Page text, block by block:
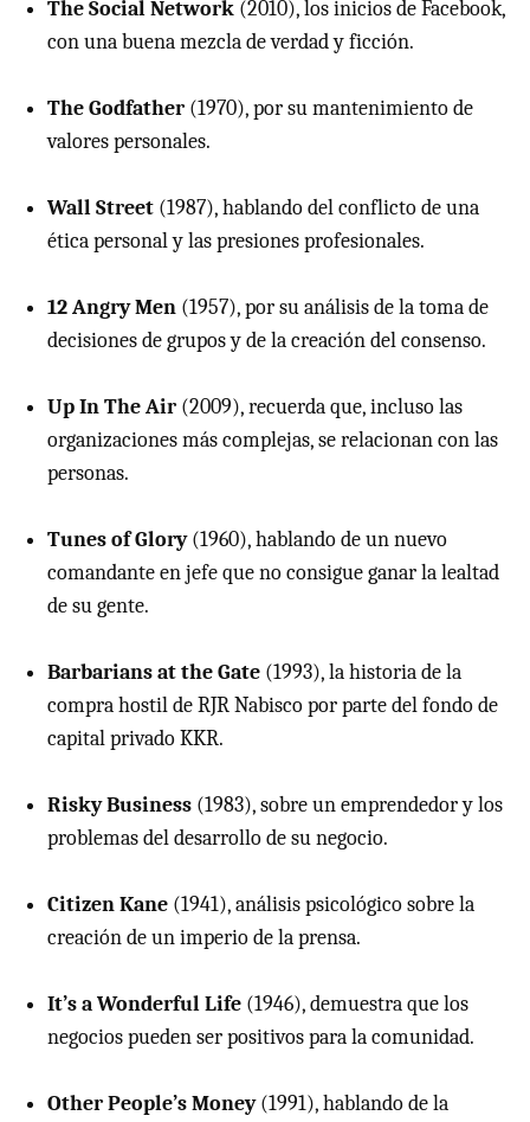
The Social Network (2010), los inicios de Facebook,
con una buena mezcla de verdad y ficción.
The Godfather (1970), por su mantenimiento de
valores personales.
Wall Street (1987), hablando del conflicto de una
ética personal y las presiones profesionales.
12 Angry Men (1957), por su análisis de la toma de
decisiones de grupos y de la creación del consenso.
Up In The Air (2009), recuerda que, incluso las
organizaciones más complejas, se relacionan con las
personas.
Tunes of Glory(1960), hablando de un nuevo
comandante en jefe que no consigue ganar la lealtad
de su gente.
Barbarians at the Gate (1993), la historia de la
compra hostil deRJRNabisco por parte del fondo de
capital privadoKKR.
Risky Business (1983), sobre un emprendedor y los
problemas del desarrollo de su negocio.
Citizen Kane (1941), análisis psicológico sobre la
creación de un imperio de la prensa.
It’s a Wonderful Life (1946), demuestra que los
negocios pueden ser positivos para la comunidad.
Other People’s Money(1991), hablando de la